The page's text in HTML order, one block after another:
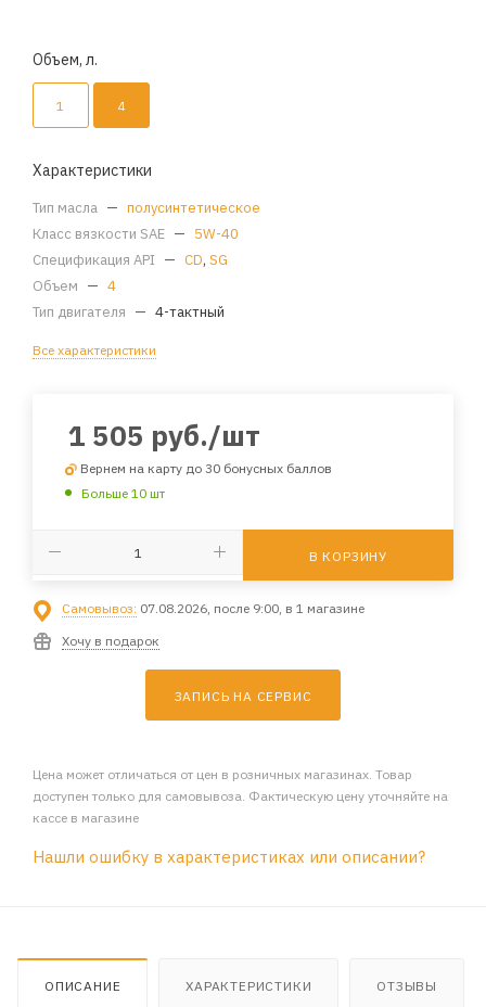
Объем, л.
1 4
Характеристики
Тип масла — полусинтетическое
Класс вязкости SAE — 5W-40
Спецификация API — CD, SG
Объем — 4
Тип двигателя — 4-тактный
Все характеристики
1 505 руб./шт
Вернем на карту до 30 бонусных баллов
Больше 10 шт
В КОРЗИНУ
Самовывоз: 07.08.2026, после 9:00, в 1 магазине
Хочу в подарок
ЗАПИСЬ НА СЕРВИС
Цена может отличаться от цен в розничных магазинах. Товар
доступен только для самовывоза. Фактическую цену уточняйте на
кассе в магазине
Нашли ошибку в характеристиках или описании?
ОПИСАНИЕ ХАРАКТЕРИСТИКИ ОТЗЫВЫ